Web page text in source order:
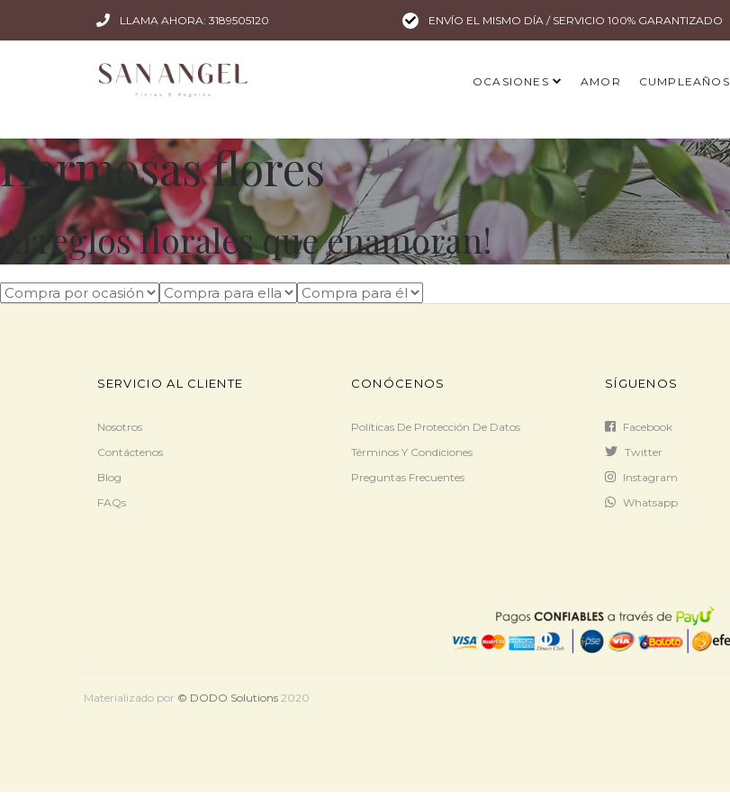
LLAMA AHORA: 3189505120 ENVÍO EL MISMO DÍA / SERVICIO 100% GARANTIZADO
OCASIONES AMOR CUMPLEAÑOS
Hermosas flores
Arreglos florales que enamoran!
SERVICIO AL CLIENTE
Nosotros
Contáctenos
Blog
FAQs
CONÓCENOS
Políticas De Protección De Datos
Términos Y Condiciones
Preguntas Frecuentes
SÍGUENOS
Facebook
Twitter
Instagram
Whatsapp
Materializado por © DODO Solutions2020